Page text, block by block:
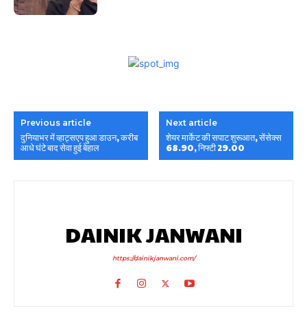
Previous article
दुनियाभर में व्हाट्सएप हुआ डाउन, करीब
आधे घंटे बाद सेवा हुई बेहाल
Next article
शेयर मार्केट की सपाट शुरूआत, सेंसेक्स
68.90, निफ्टी 29.00
DAINIK JANWANI
https://dainikjanwani.com/